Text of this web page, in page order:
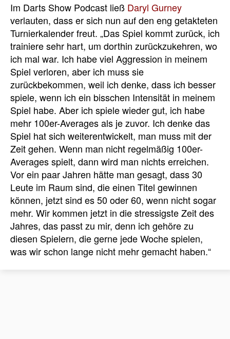
Im Darts Show Podcast ließ Daryl Gurney
verlauten, dass er sich nun auf den eng getakteten
Turnierkalender freut. „Das Spiel kommt zurück, ich
trainiere sehr hart, um dorthin zurückzukehren, wo
ich mal war. Ich habe viel Aggression in meinem
Spiel verloren, aber ich muss sie
zurückbekommen, weil ich denke, dass ich besser
spiele, wenn ich ein bisschen Intensität in meinem
Spiel habe. Aber ich spiele wieder gut, ich habe
mehr 100er-Averages als je zuvor. Ich denke das
Spiel hat sich weiterentwickelt, man muss mit der
Zeit gehen. Wenn man nicht regelmäßig 100er-
Averages spielt, dann wird man nichts erreichen.
Vor ein paar Jahren hätte man gesagt, dass 30
Leute im Raum sind, die einen Titel gewinnen
können, jetzt sind es 50 oder 60, wenn nicht sogar
mehr. Wir kommen jetzt in die stressigste Zeit des
Jahres, das passt zu mir, denn ich gehöre zu
diesen Spielern, die gerne jede Woche spielen,
was wir schon lange nicht mehr gemacht haben.“